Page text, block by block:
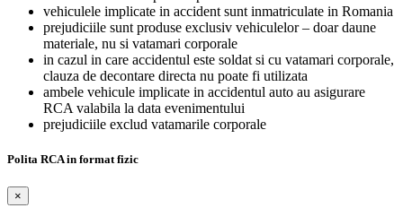
vehiculele implicate in accident sunt inmatriculate in Romania
prejudiciile sunt produse exclusiv vehiculelor – doar daune
materiale, nu si vatamari corporale
in cazul in care accidentul este soldat si cu vatamari corporale,
clauza de decontare directa nu poate fi utilizata
ambele vehicule implicate in accidentul auto au asigurare
RCA valabila la data evenimentului
prejudiciile exclud vatamarile corporale
Polita RCA in format fizic
×